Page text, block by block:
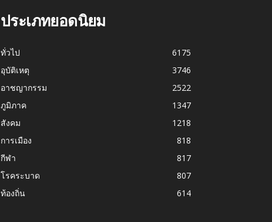
ประเภทยอดนิยม
ทั่วไป
6175
อุบัติเหตุ
3746
อาชญากรรม
2522
ภูมิภาค
1347
สังคม
1218
การเมือง
818
กีฬา
817
โรคระบาด
807
ท้องถิ่น
614